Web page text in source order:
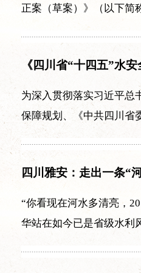
正案（草案）》（以下简
《四川省“十四五”水
为深入贯彻落实习近平总
保障规划、《中共四川省
四川雅安：走出一条“
“你看现在河水多清亮，
华站在如今已是省级水利